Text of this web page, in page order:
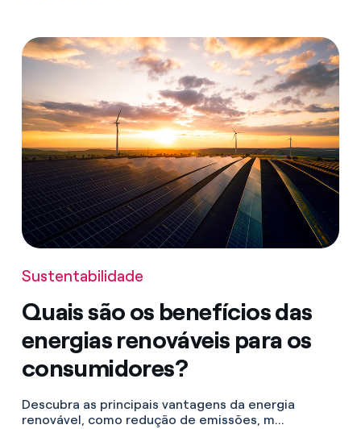
Sustentabilidade
Quais são os benefícios das
energias renováveis para os
consumidores?
Descubra as principais vantagens da energia
renovável, como redução de emissões, m...